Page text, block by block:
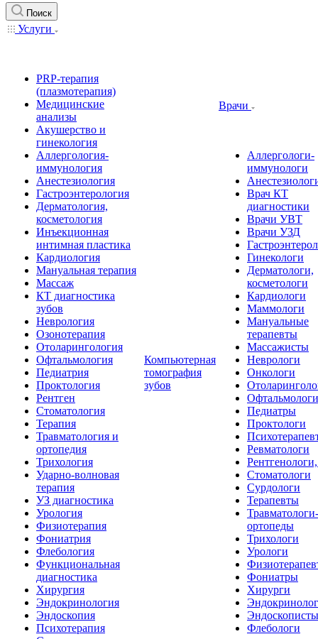
Поиск
Услуги
PRP-терапия
(плазмотерапия)
Медицинские
анализы
Акушерство и
гинекология
Аллергология-
иммунология
Анестезиология
Гастроэнтерология
Дерматология,
косметология
Инъекционная
интимная пластика
Кардиология
Мануальная терапия
Массаж
КТ диагностика
зубов
Неврология
Озонотерапия
Отоларингология
Офтальмология
Педиатрия
Проктология
Рентген
Стоматология
Терапия
Травматология и
ортопедия
Трихология
Ударно-волновая
терапия
УЗ диагностика
Урология
Физиотерапия
Фониатрия
Флебология
Функциональная
диагностика
Хирургия
Эндокринология
Эндоскопия
Психотерапия
Компьютерная
томография
зубов
Врачи
Аллергологи-
иммунологи
Врач КТ
диагностики
Врачи УВТ
Врачи УЗД
Гинекологи
Дерматологи,
косметологи
Кардиологи
Маммологи
Мануальные
терапевты
Массажисты
Неврологи
Онкологи
Офтальмологи
Педиатры
Проктологи
Ревматологи
Стоматологи
Сурдологи
Терапевты
Травматологи-
ортопеды
Трихологи
Урологи
Фониатры
Хирурги
Эндоскописты
Флебологи